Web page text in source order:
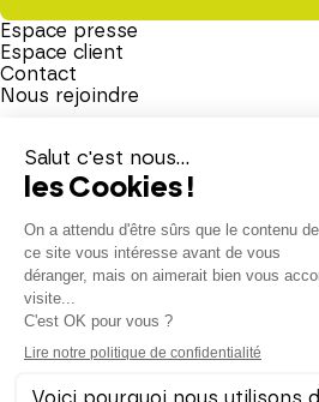
Espace presse
Espace client
Contact
Nous rejoindre
Politique de confidentialité
Politique de cookies
RGAA – Déclaration d’accessibilité